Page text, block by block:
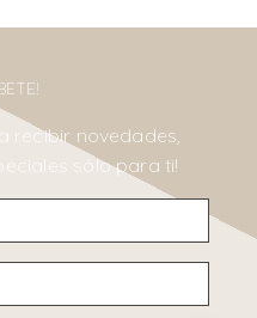
recibir novedades,
sólo para ti!